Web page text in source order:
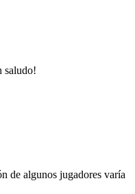
saludo!
de algunos jugadores varía